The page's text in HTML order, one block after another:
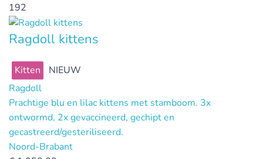
192
Ragdoll kittens
Kitten
NIEUW
Ragdoll
Prachtige blu en lilac kittens met stamboom. 3x
ontwormd, 2x gevaccineerd, gechipt en
gecastreerd/gesteriliseerd.
Noord-Brabant